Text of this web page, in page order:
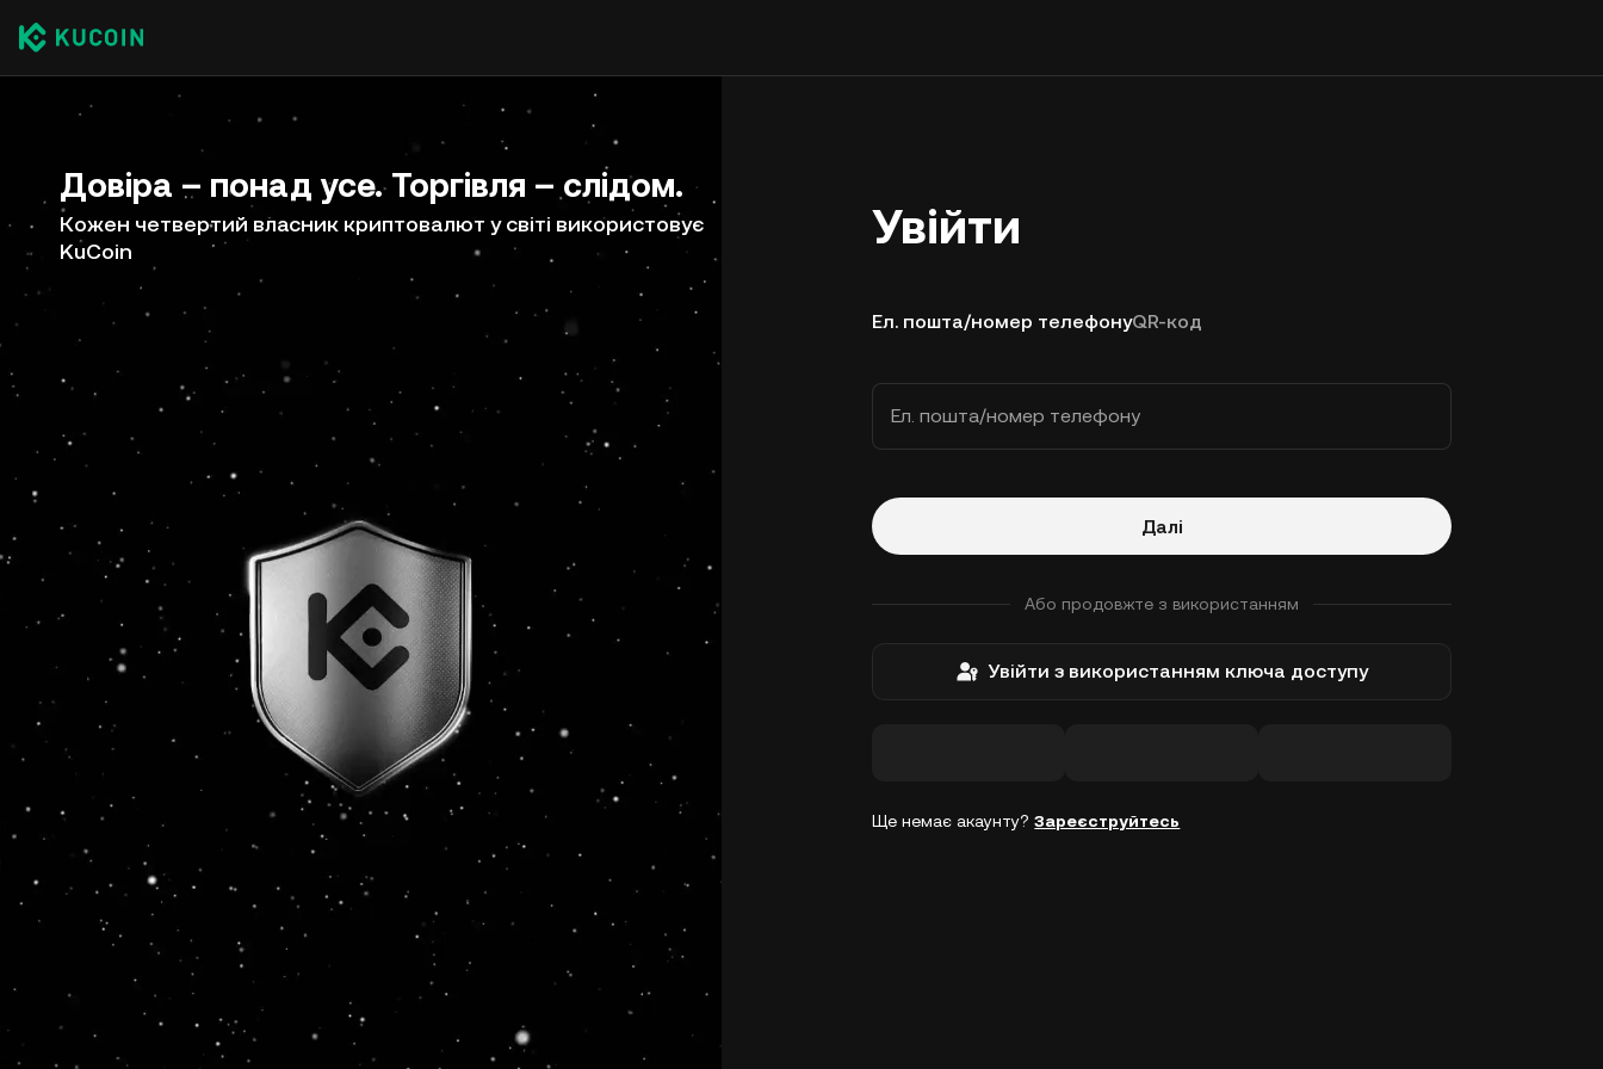
Довіра – понад усе. Торгівля – слідом.
Кожен четвертий власник криптовалют у світі використовує
KuCoin
Увійти
Ел. пошта/номер телефонуQR-код
Ел. пошта/номер телефону
Далі
Або продовжте з використанням
Увійти з використанням ключа доступу
Ще немає акаунту?Зареєструйтесь